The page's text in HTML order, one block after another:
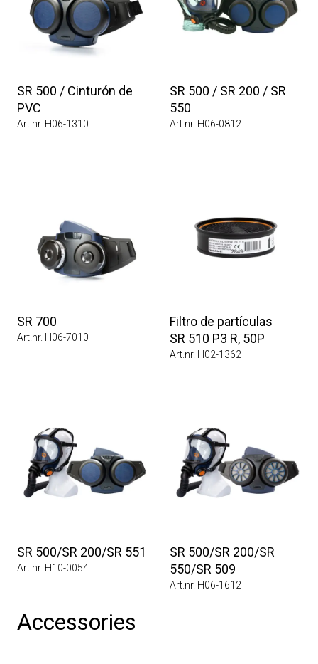
SR 500 / Cinturón de
PVC
Art.nr. H06-1310
SR 500 / SR 200 / SR
550
Art.nr. H06-0812
SR 700
Art.nr. H06-7010
Filtro de partículas
SR 510 P3 R, 50P
Art.nr. H02-1362
SR 500/SR 200/SR 551
Art.nr. H10-0054
SR 500/SR 200/SR
550/SR 509
Art.nr. H06-1612
Accessories